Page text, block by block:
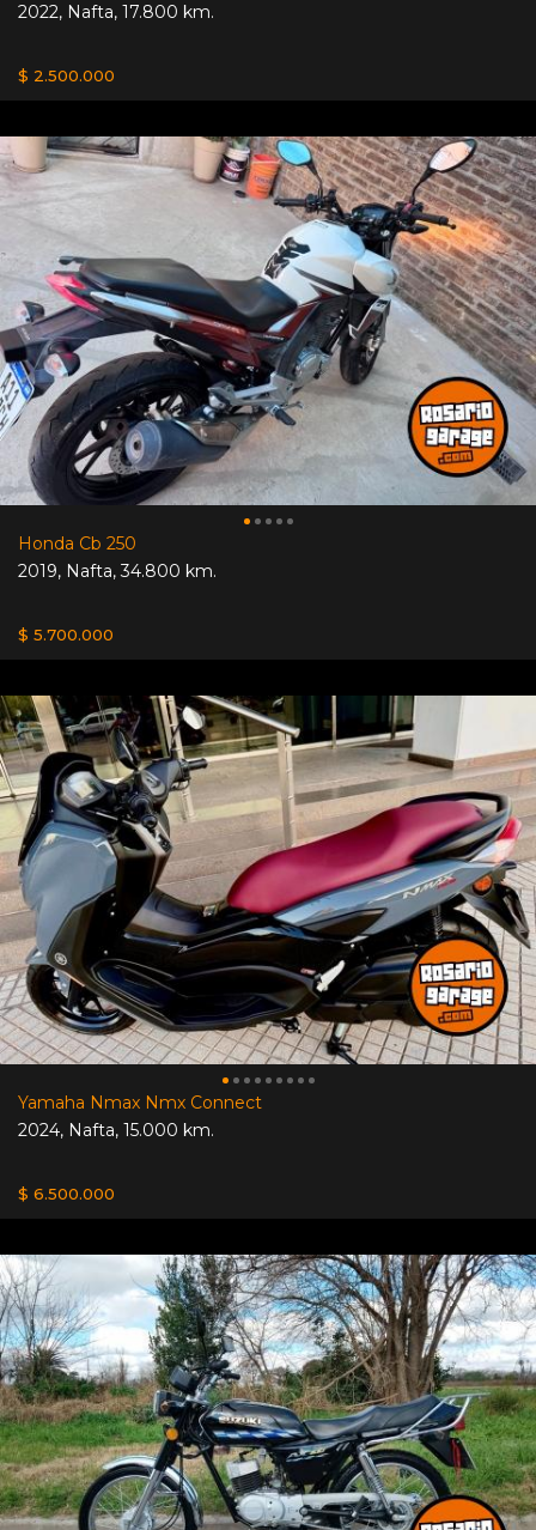
2022, Nafta, 17.800 km.
$ 2.500.000
Honda Cb 250
2019, Nafta,34.800 km.
$ 5.700.000
Yamaha Nmax Nmx Connect
2024, Nafta, 15.000 km.
$ 6.500.000